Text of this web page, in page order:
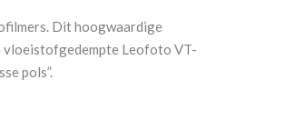
Dit hoogwaardige
vloeistofgedempte Leofoto VT-
pols”.